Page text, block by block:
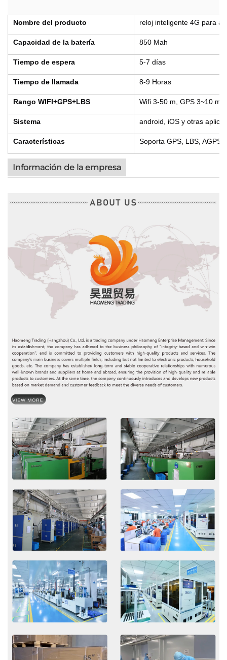
Nombre del producto reloj inteligente 4G para
Capacidad de la batería 850 Mah
Tiempo de espera 5-7 días
Tiempo de llamada 8-9 Horas
Rango WIFI+GPS+LBS Wifi 3-50 m, GPS 3~10 m,
Sistema android, iOS y otras
Características Soporta GPS, LBS,
Información de la empresa